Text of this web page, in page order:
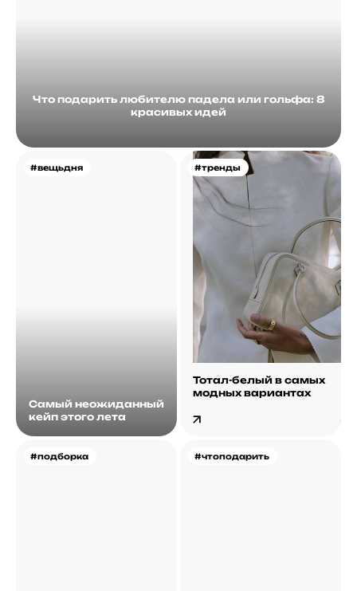
Что подарить любителю падела или гольфа: 8
красивых идей
#вещьдня
Самый неожиданный
кейп этого лета
#тренды
Тотал-белый в самых
модных вариантах
#подборка #чтоподарить